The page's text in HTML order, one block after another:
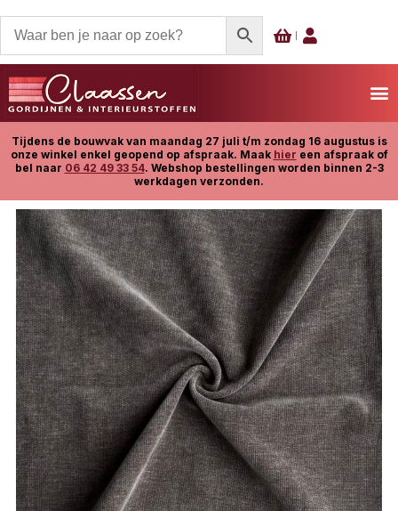
Tijdens de bouwvak van maandag 27 juli t/m zondag 16 augustus is
onze winkel enkel geopend op afspraak. Maak hier een afspraak of
bel naar 06 42 49 33 54. Webshop bestellingen worden binnen 2-3
werkdagen verzonden.